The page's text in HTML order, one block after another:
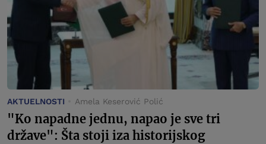
AKTUELNOSTI Amela Keserović Polić
"Ko napadne jednu, napao je sve tri
države": Šta stoji iza historijskog